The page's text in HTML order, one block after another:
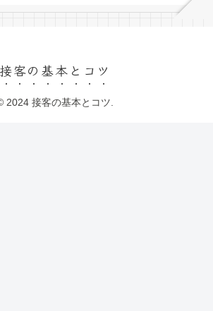
接客の基本とコツ
2024 接客の基本とコツ.